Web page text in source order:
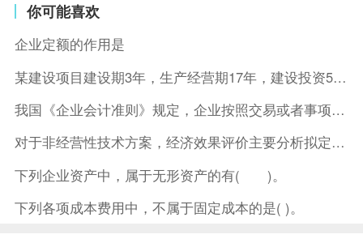
你可能喜欢
企业定额的作用是
某建设项目建设期3年，生产经营期17年，建设投资5500万元
我国《企业会计准则》规定，企业按照交易或者事项的经济特征确定
对于非经营性技术方案，经济效果评价主要分析拟定方案的( )。
下列企业资产中，属于无形资产的有( )。
下列各项成本费用中，不属于固定成本的是( )。